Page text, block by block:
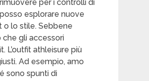
per i controlli di
esplorare nuove
lo stile. Sebbene
che gli accessori
L’outfit athleisure più
Ad esempio, amo
sono spunti di